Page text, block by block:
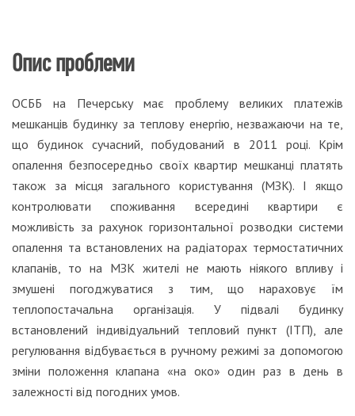
Опис проблеми
ОСББ на Печерську має проблему великих платежів
мешканців будинку за теплову енергію, незважаючи на те,
що будинок сучасний, побудований в 2011 році. Крім
опалення безпосередньо своїх квартир мешканці платять
також за місця загального користування (МЗК). І якщо
контролювати споживання всередині квартири є
можливість за рахунок горизонтальної розводки системи
опалення та встановлених на радіаторах термостатичних
клапанів, то на МЗК жителі не мають ніякого впливу і
змушені погоджуватися з тим, що нараховує їм
теплопостачальна організація. У підвалі будинку
встановлений індивідуальний тепловий пункт (ІТП), але
регулювання відбувається в ручному режимі за допомогою
зміни положення клапана «на око» один раз в день в
залежності від погодних умов.